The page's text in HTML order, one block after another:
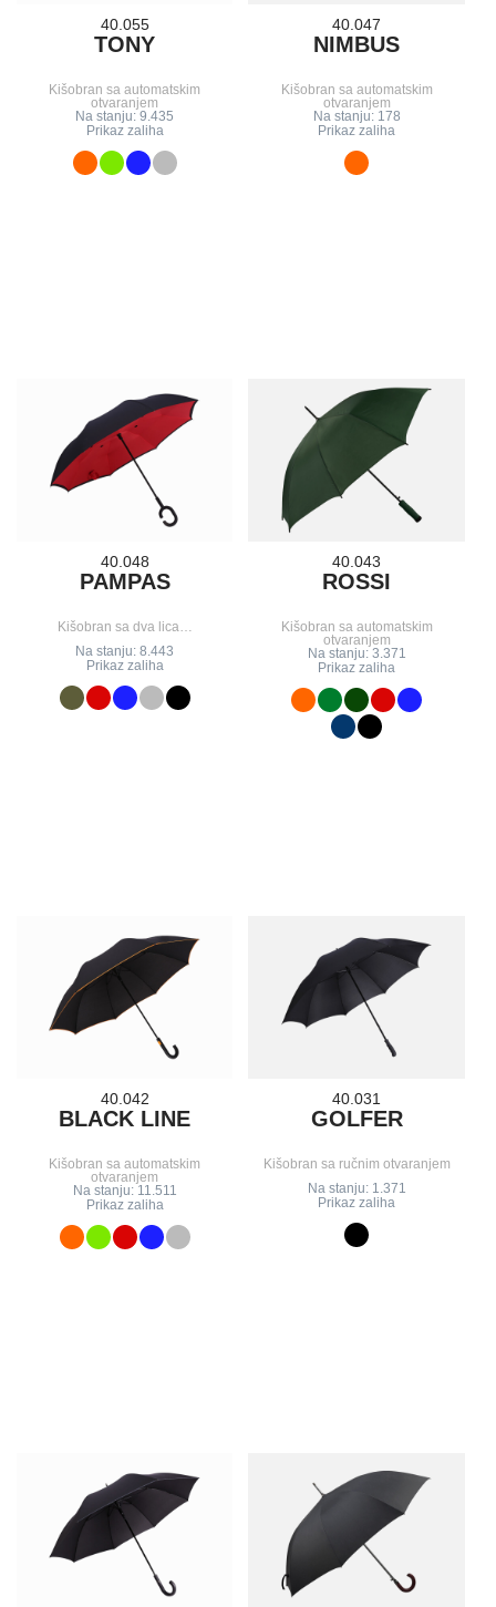
40.055
TONY
Kišobran sa automatskim
otvaranjem
Na stanju: 9.435
Prikaz zaliha
40.047
NIMBUS
Kišobran sa automatskim
otvaranjem
Na stanju: 178
Prikaz zaliha
40.048
PAMPAS
Kišobran sa dva lica…
Na stanju: 8.443
Prikaz zaliha
40.043
ROSSI
Kišobran sa automatskim
otvaranjem
Na stanju: 3.371
Prikaz zaliha
40.042
BLACK LINE
Kišobran sa automatskim
otvaranjem
Na stanju: 11.511
Prikaz zaliha
40.031
GOLFER
Kišobran sa ručnim otvaranjem
Na stanju: 1.371
Prikaz zaliha